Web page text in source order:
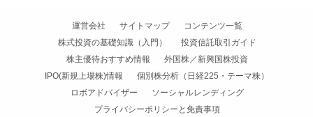
運営会社 サイトマップ
コンテンツ一覧
株式投資の基礎知識（入門）
投資信託取引ガイド
株主優待おすすめ情報
外国株／新興国株投資
IPO(新規上場株)情報
個別株分析（日経225・テーマ株）
ロボアドバイザー
ソーシャルレンディング
プライバシーポリシーと免責事項